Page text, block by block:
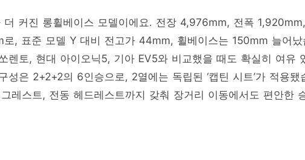
더 커진 롱휠베이스 모델이에요. 전장 4,976mm, 전폭 1,920mm,
, 표준 모델 Y 대비 전고가 44mm, 휠베이스는 150mm 늘어났
렌토, 현대 아이오닉5, 기아 EV5와 비교했을 때도 확실히 여유
은 2+2+2의 6인승으로, 2열에는 독립된 ‘캡틴 시트’가 적용됐
레스트, 전동 헤드레스트까지 갖춰 장거리 이동에서도 편안한